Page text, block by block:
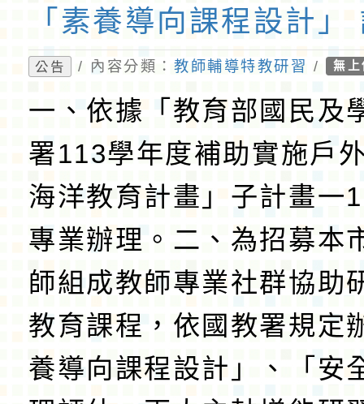
「素養導向課程設計」
歡迎各級學校教師踴躍
公告 / 內容分類：教師輔導特教研習 / 無
一、依據「教育部國民及
署113學年度補助實施戶
海洋教育計畫」子計畫一
專業辦理。二、為招募本
師組成教師專業社群協助
教育課程，依國教署規定
養導向課程設計」、「安